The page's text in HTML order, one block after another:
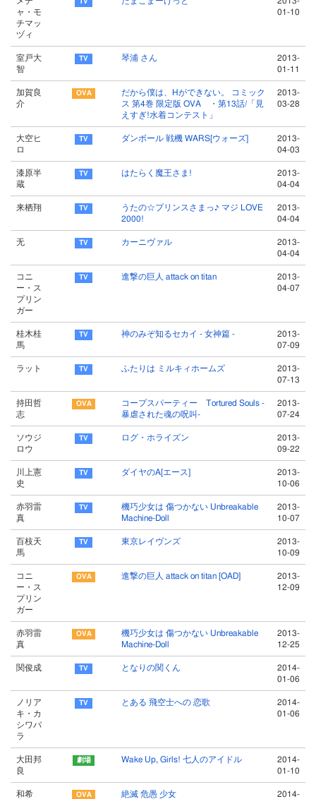
ャ・モ
チマッ
ヅィ
01-10
室戸大
智
琴浦 さん
2013-
01-11
加賀良
介
だから僕は、Hができない。 コミック
ス 第4巻 限定版 OVA ・第13話/「見
えすぎ!水着コンテスト」
2013-
03-28
大空ヒ
ロ
ダンボール 戦機 WARS[ウォーズ]
2013-
04-03
漆原半
蔵
はたらく魔王さま!
2013-
04-04
来栖翔
うたの☆プリンスさまっ♪ マジ LOVE
2000!
2013-
04-04
无 カーニヴァル
2013-
04-04
コニ
ー・ス
プリン
ガー
進撃の巨人 attack on titan
2013-
04-07
桂木桂
馬
神のみぞ知るセカイ - 女神篇 -
2013-
07-09
ラット ふたりは ミルキィホームズ
2013-
07-13
持田哲
志
コープスパーティー Tortured Souls -
暴虐された魂の呪叫-
2013-
07-24
ソウジ
ロウ
ログ・ホライズン
2013-
09-22
川上憲
史
ダイヤのA[エース]
2013-
10-06
赤羽雷
真
機巧少女は 傷つかない Unbreakable
Machine-Doll
2013-
10-07
百枝天
馬
東京レイヴンズ
2013-
10-09
コニ
ー・ス
プリン
ガー
進撃の巨人 attack on titan [OAD]
2013-
12-09
赤羽雷
真
機巧少女は 傷つかない Unbreakable
Machine-Doll
2013-
12-25
関俊成 となりの関くん
2014-
01-06
ノリア
キ・カ
シワバ
ラ
とある 飛空士への 恋歌
2014-
01-06
大田邦
良
Wake Up, Girls! 七人のアイドル
2014-
01-10
和希 絶滅 危愚 少女
2014-